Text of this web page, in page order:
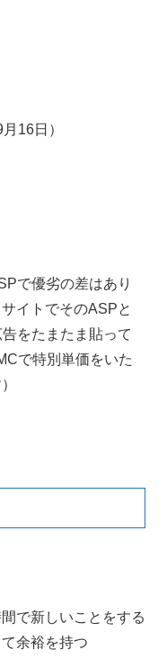
16日）
で優劣の差はあり
イトでそのASPと
をたまたま貼って
で特別単価をいた
で新しいことをする
余裕を持つ